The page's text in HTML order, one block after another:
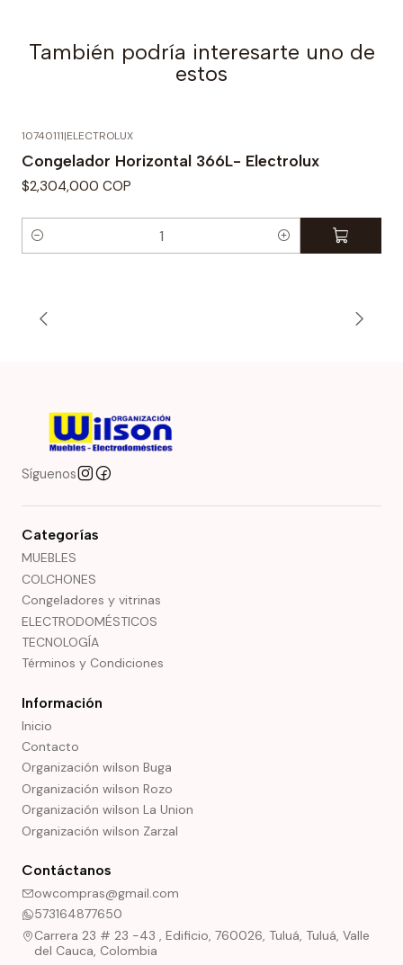
También podría interesarte uno de
estos
10740111|ELECTROLUX
Congelador Horizontal 366L- Electrolux
$2,304,000 COP
Síguenos
Categorías
MUEBLES
COLCHONES
Congeladores y vitrinas
ELECTRODOMÉSTICOS
TECNOLOGÍA
Términos y Condiciones
Información
Inicio
Contacto
Organización wilson Buga
Organización wilson Rozo
Organización wilson La Union
Organización wilson Zarzal
Contáctanos
owcompras@gmail.com
573164877650
Carrera 23 # 23 -43 , Edificio, 760026, Tuluá, Tuluá, Valle
del Cauca, Colombia